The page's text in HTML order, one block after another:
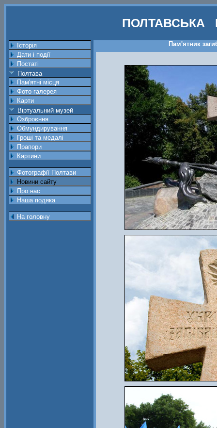
ПОЛТАВСЬКА
Історія
Дати і події
Постаті
Полтава
Пам'ятні місця
Фото-галерея
Карти
Віртуальний музей
Озброєння
Обмундирування
Гроші та медалі
Прапори
Картини
Фотографії Полтави
Новини сайту
Про нас
Наша подяка
На головну
Пам'ятник